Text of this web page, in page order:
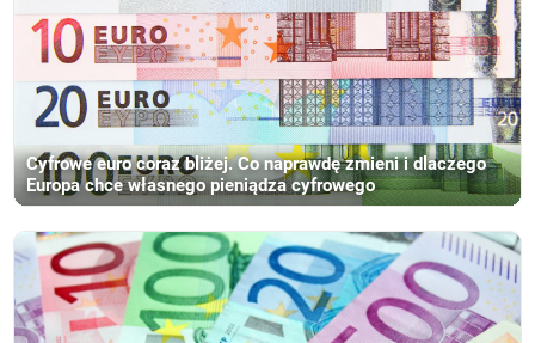
Cyfrowe euro coraz bliżej. Co naprawdę zmieni i dlaczego
Europa chce własnego pieniądza cyfrowego